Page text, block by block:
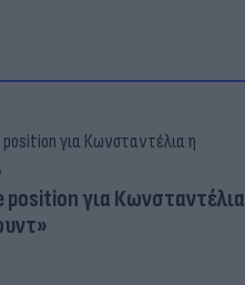
position για Κωνσταντέλια